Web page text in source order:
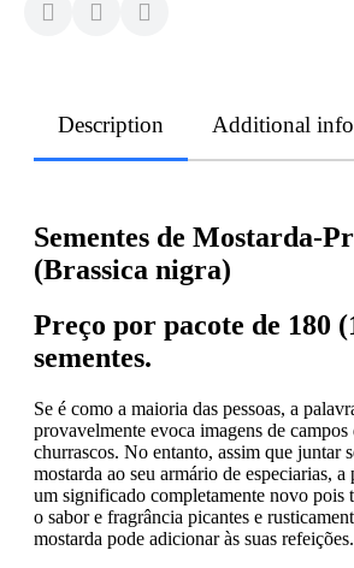
Description Additional
Sementes de Mostarda-
(Brassica nigra)
Preço por pacote de 180
sementes.
Se é como a maioria das pessoas, a
provavelmente evoca imagens de
churrascos. No entanto, assim que juntar
mostarda ao seu armário de especiarias,
um significado completamente novo pois
o sabor e fragrância picantes e
mostarda pode adicionar às suas refeições.